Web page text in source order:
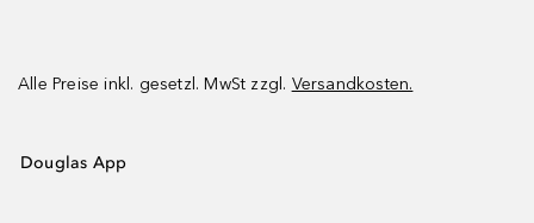
Alle Preise inkl. gesetzl. MwSt zzgl. Versandkosten.
Douglas App